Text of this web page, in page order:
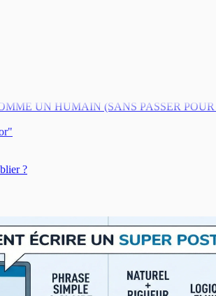
UN HUMAIN (SANS PASSER
?